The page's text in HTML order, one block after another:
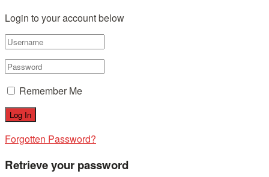
Login to your account below
Remember Me
Forgotten Password?
Retrieve your password